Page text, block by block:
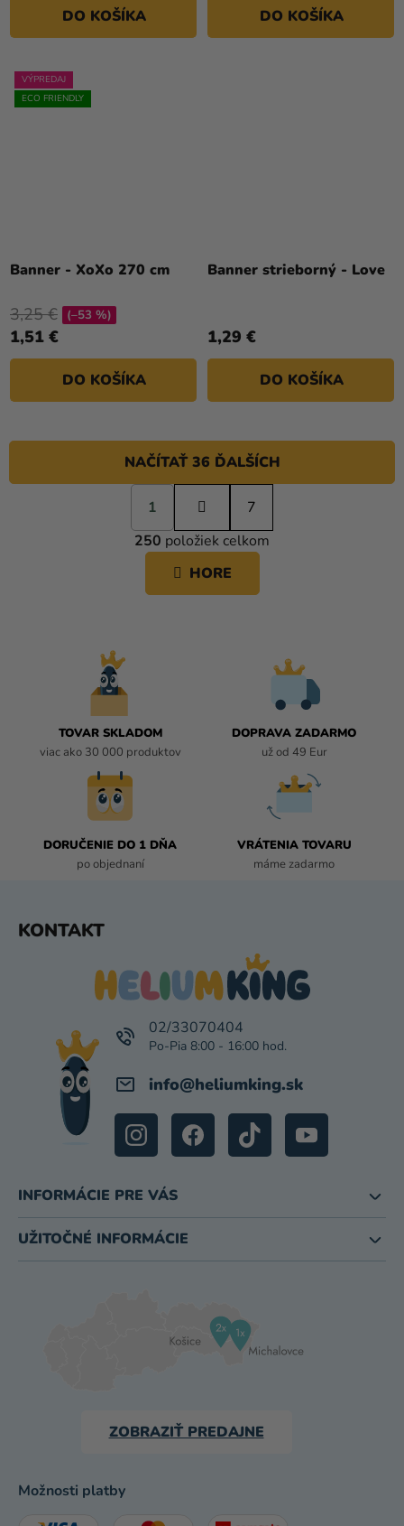
DO KOŠÍKA DO KOŠÍKA
VÝPREDAJ
ECO FRIENDLY
Banner - XoXo 270 cm
1,51 €
3,25 € (–53 %)
DO KOŠÍKA
Banner strieborný - Love
1,29 €
DO KOŠÍKA
O
V
L
Á
NAČÍTAŤ 36 ĎALŠÍCH
S
t
r
á
k
o
1
7
250 položiek celkom
HORE
TOVAR SKLADOM
viac ako 30 000 produktov
DOPRAVA ZADARMO
už od 49 Eur
DORUČENIE DO 1 DŇA
po objednaní
VRÁTENIA TOVARU
máme zadarmo
KONTAKT
info@heliumking.sk
02/33070404
INFORMÁCIE PRE VÁS
UŽITOČNÉ INFORMÁCIE
ZOBRAZIŤ PREDAJNE
Možnosti platby